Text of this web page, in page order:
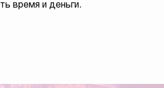
время и деньги.